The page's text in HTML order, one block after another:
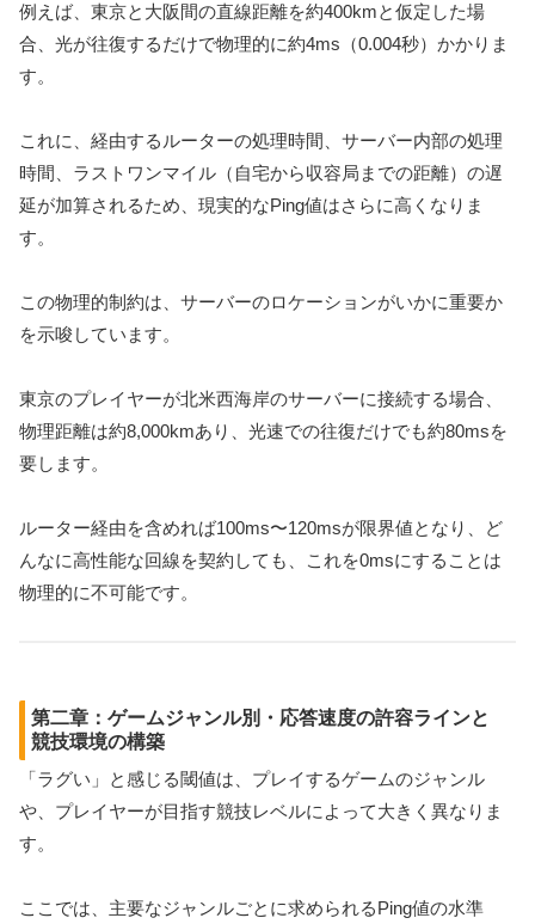
例えば、東京と大阪間の直線距離を約400kmと仮定した場
合、光が往復するだけで物理的に約4ms（0.004秒）かかりま
す。
これに、経由するルーターの処理時間、サーバー内部の処理
時間、ラストワンマイル（自宅から収容局までの距離）の遅
延が加算されるため、現実的なPing値はさらに高くなりま
す。
この物理的制約は、サーバーのロケーションがいかに重要か
を示唆しています。
東京のプレイヤーが北米西海岸のサーバーに接続する場合、
物理距離は約8,000kmあり、光速での往復だけでも約80msを
要します。
ルーター経由を含めれば100ms〜120msが限界値となり、ど
んなに高性能な回線を契約しても、これを0msにすることは
物理的に不可能です。
第二章：ゲームジャンル別・応答速度の許容ラインと
競技環境の構築
「ラグい」と感じる閾値は、プレイするゲームのジャンル
や、プレイヤーが目指す競技レベルによって大きく異なりま
す。
ここでは、主要なジャンルごとに求められるPing値の水準